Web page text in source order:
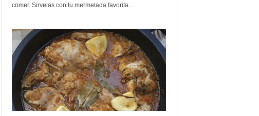
comer. Sirvelas con tu mermelada favorita...